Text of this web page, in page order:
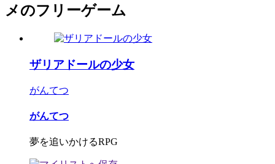
メのフリーゲーム
ザリアドールの少女
がんてつ
がんてつ
夢を追いかけるRPG